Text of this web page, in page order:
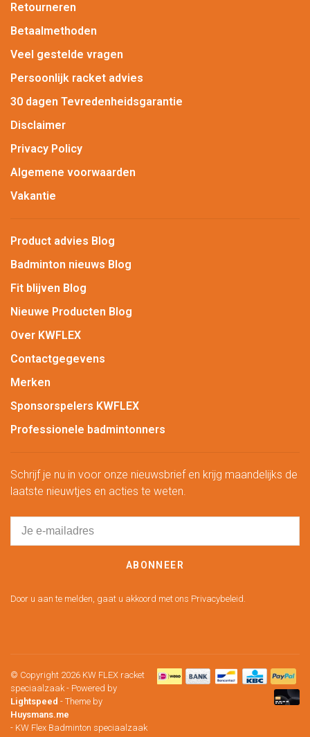
Retourneren
Betaalmethoden
Veel gestelde vragen
Persoonlijk racket advies
30 dagen Tevredenheidsgarantie
Disclaimer
Privacy Policy
Algemene voorwaarden
Vakantie
Product advies Blog
Badminton nieuws Blog
Fit blijven Blog
Nieuwe Producten Blog
Over KWFLEX
Contactgegevens
Merken
Sponsorspelers KWFLEX
Professionele badmintonners
Schrijf je nu in voor onze nieuwsbrief en krijg maandelijks de
laatste nieuwtjes en acties te weten.
ABONNEER
Door u aan te melden, gaat u akkoord met ons Privacybeleid.
© Copyright 2026 KW FLEX racket
speciaalzaak - Powered by
Lightspeed - Theme by
Huysmans.me
- KW Flex Badminton speciaalzaak